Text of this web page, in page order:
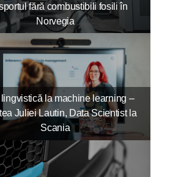
fără combustibili fosili în
Norvegia
la machine learning –
Juliei Lautin, Data Scientist la
Scania